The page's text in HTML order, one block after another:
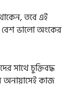
তবে এই
বেশ ভালো অংকের
সাথে চুক্তিবদ্ধ
অনায়াসেই কাজ